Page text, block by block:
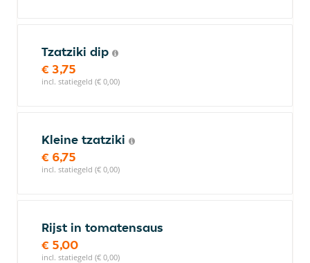
Tzatziki dip
€ 3,75
incl. statiegeld (€ 0,00)
Kleine tzatziki
€ 6,75
incl. statiegeld (€ 0,00)
Rijst in tomatensaus
€ 5,00
incl. statiegeld (€ 0,00)